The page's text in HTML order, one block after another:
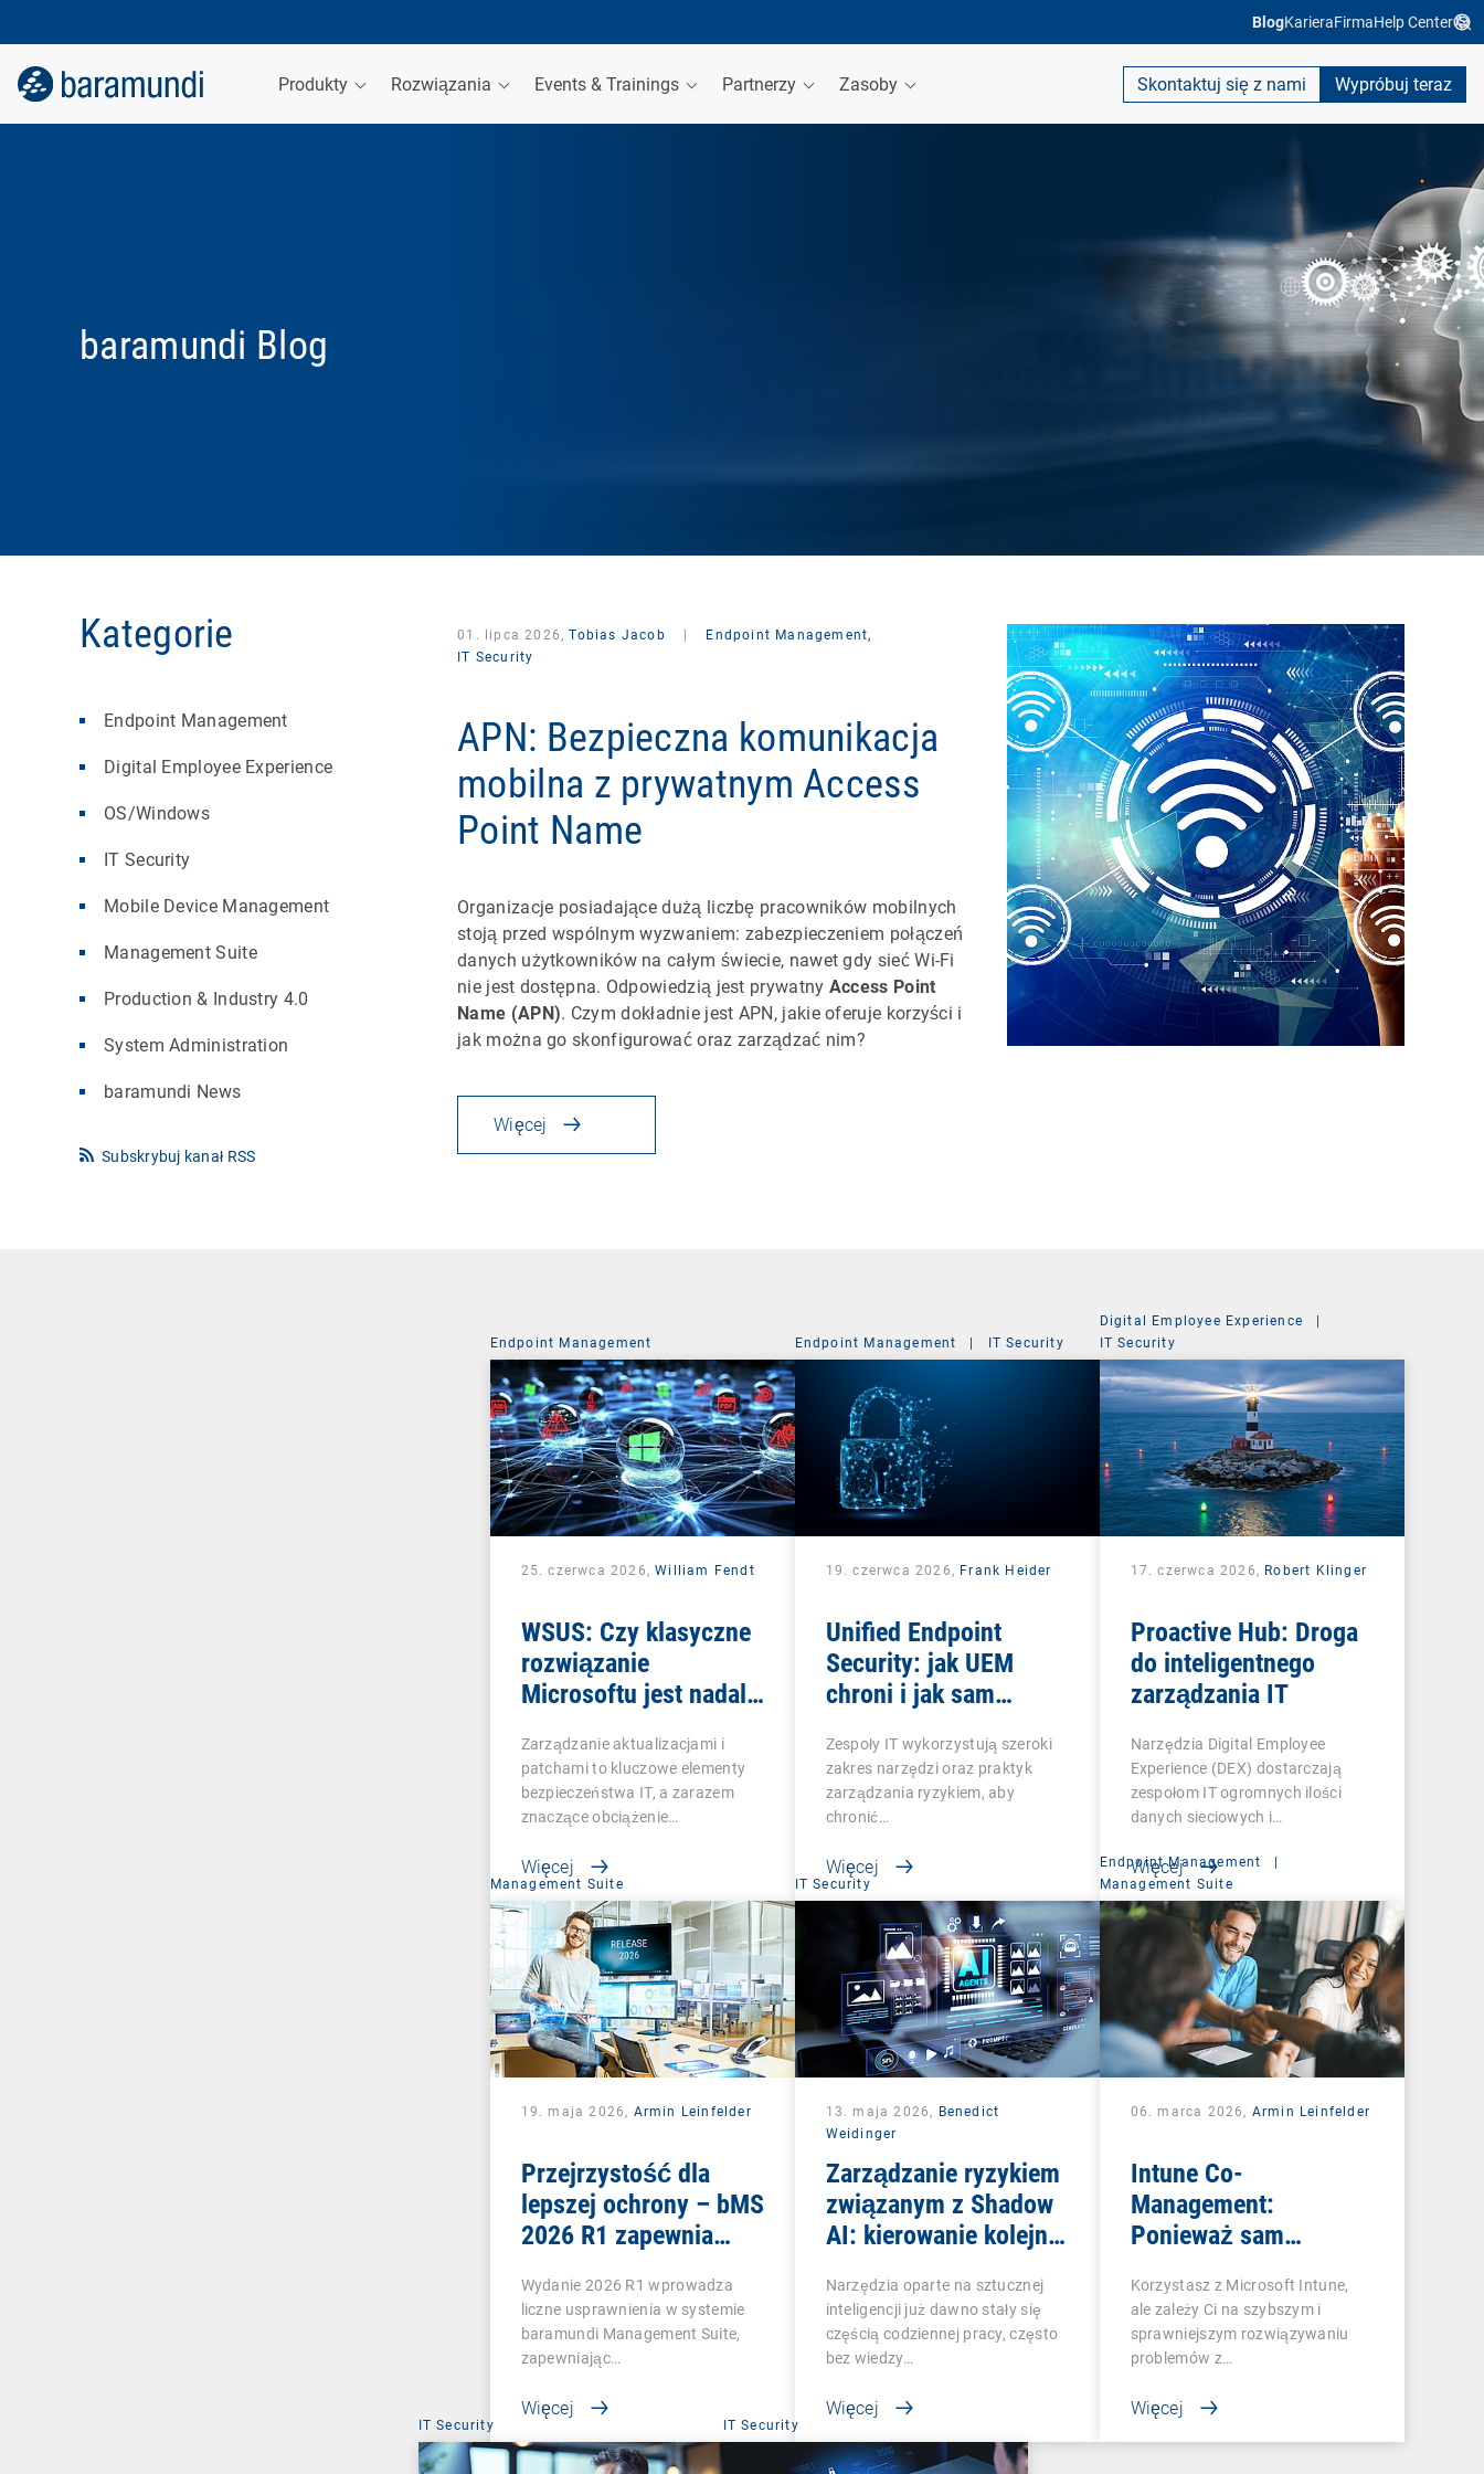
BlogKarieraFirmaHelp Center
Produkty Rozwiązania Events & Trainings Partnerzy Zasoby Skontaktuj się z nami Wypróbuj teraz
baramundi Blog
Kategorie
Endpoint Management
Digital Employee Experience
OS/Windows
IT Security
Mobile Device Management
Management Suite
Production & Industry 4.0
System Administration
baramundi News
Subskrybuj kanał RSS
01. lipca 2026,Tobias Jacob
Endpoint Management,
IT Security
APN: Bezpieczna komunikacja
mobilna z prywatnym Access
Point Name
Organizacje posiadające dużą liczbę pracowników mobilnych
stoją przed wspólnym wyzwaniem: zabezpieczeniem połączeń
danych użytkowników na całym świecie, nawet gdy sieć Wi-Fi
nie jest dostępna. Odpowiedzią jest prywatny Access Point
Name (APN). Czym dokładnie jest APN, jakie oferuje korzyści i
jak można go skonfigurować oraz zarządzać nim?
Więcej
Endpoint Management
25. czerwca 2026,William Fendt
WSUS: Czy klasyczne
rozwiązanie
Microsoftu jest nadal
Zarządzanie aktualizacjami i
patchami to kluczowe elementy
bezpieczeństwa IT, a zarazem
znaczące obciążenie…
Więcej
Endpoint Management | IT Security
19. czerwca 2026, Frank Heider
Unified Endpoint
Security: jak UEM
chroni i jak sam
Zespoły IT wykorzystują szeroki
zakres narzędzi oraz praktyk
zarządzania ryzykiem, aby
chronić…
Więcej
Digital Employee Experience
|
IT Security
17. czerwca 2026, Robert Klinger
Proactive Hub: Droga
do inteligentnego
zarządzania IT
Narzędzia Digital Employee
Experience (DEX) dostarczają
zespołom IT ogromnych ilości
danych sieciowych i…
Więcej
Management Suite
19. maja 2026, Armin Leinfelder
Przejrzystość dla
lepszej ochrony – bMS
2026 R1 zapewnia
wielu obszarach
Wydanie 2026 R1 wprowadza
liczne usprawnienia w systemie
baramundi Management Suite,
zapewniając…
Więcej
IT Security
13. maja 2026, Benedict
Weidinger
Zarządzanie ryzykiem
związanym z Shadow
AI: kierowanie kolejną
Narzędzia oparte na sztucznej
inteligencji już dawno stały się
częścią codziennej pracy, często
bez wiedzy…
Więcej
Endpoint Management
|
Management Suite
06. marca 2026, Armin Leinfelder
Intune Co-
Management:
Ponieważ sam
mało
Korzystasz z Microsoft Intune,
ale zależy Ci na szybszym i
sprawniejszym rozwiązywaniu
problemów z…
Więcej
IT Security IT Security